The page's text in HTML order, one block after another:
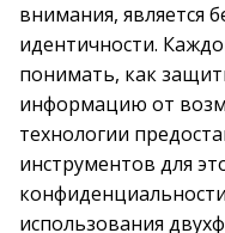
внимания, является
идентичности.
понимать, как
информацию от
технологии
инструментов для
использования